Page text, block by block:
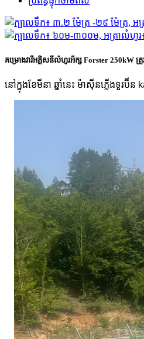
គម្រោងវារីអគ្គិសនីលំហូរអ័ក្ស Forster
នៅក្នុងខែមីនា ឆ្នាំនេះ ម៉ាស៊ីនភ្លើងទួ